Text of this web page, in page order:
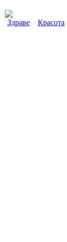
Здраве Красота